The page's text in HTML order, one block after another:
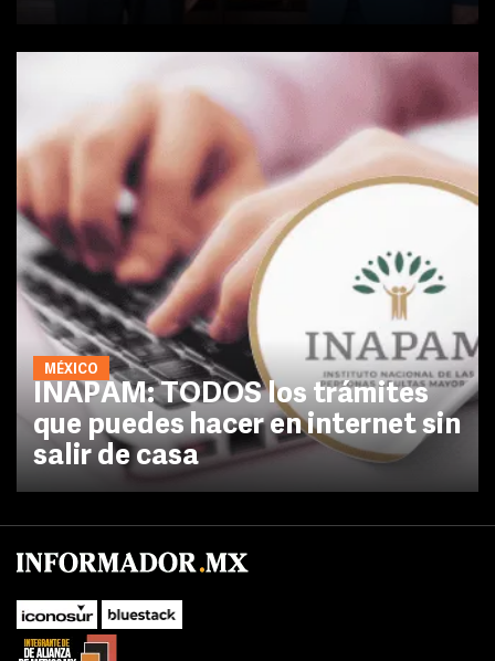
MÉXICO
INAPAM: TODOS los trámites
que puedes hacer en internet sin
salir de casa